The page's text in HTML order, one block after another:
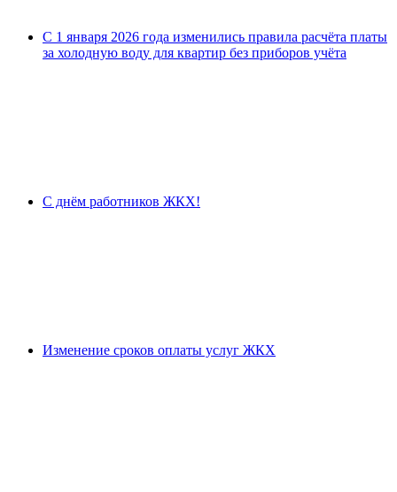
С 1 января 2026 года изменились правила расчёта платы
за холодную воду для квартир без приборов учёта
С днём работников ЖКХ!
Изменение сроков оплаты услуг ЖКХ